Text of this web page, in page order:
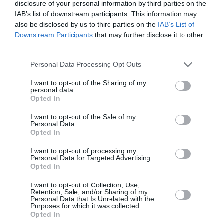
disclosure of your personal information by third parties on the
IAB’s list of downstream participants. This information may
also be disclosed by us to third parties on the IAB’s List of
Downstream Participants that may further disclose it to other
Personal Data Processing Opt Outs
I want to opt-out of the Sharing of my
personal data.
Opted In
I want to opt-out of the Sale of my
Personal Data.
Opted In
I want to opt-out of processing my
Personal Data for Targeted Advertising.
Opted In
I want to opt-out of Collection, Use,
Retention, Sale, and/or Sharing of my
Personal Data that Is Unrelated with the
Purposes for which it was collected.
Opted In
Λευκώματα
καλλιτεχνών:
Οπτικές
αφηγήσεις από
το Ιστορικό
Αρχείο του
Κέντρου
Χαρακτικής
Αθηνών στο
χώρο τέχνης Etch
Βόλτα στην
εκδηλώσεις για
την Τρίτη 7